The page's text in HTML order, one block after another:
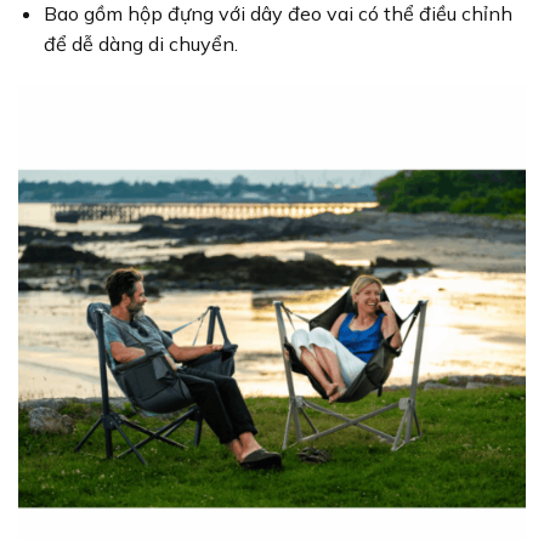
Bao gồm hộp đựng với dây đeo vai có thể điều chỉnh
để dễ dàng di chuyển.